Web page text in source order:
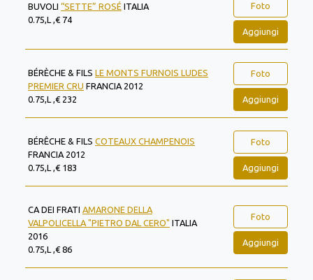
BUVOLI “SETTE” ROSÉ ITALIA
0.75,L ,€ 74
Foto
Aggiungi
BÉRÈCHE & FILS LE MONTS FURNOIS LUDES
PREMIER CRU FRANCIA 2012
0.75,L ,€ 232
Foto
Aggiungi
BÉRÊCHE & FILS COTEAUX CHAMPENOIS
FRANCIA 2012
0.75,L ,€ 183
Foto
Aggiungi
CA DEI FRATI AMARONE DELLA
VALPOLICELLA "PIETRO DAL CERO" ITALIA
2016
0.75,L ,€ 86
Foto
Aggiungi